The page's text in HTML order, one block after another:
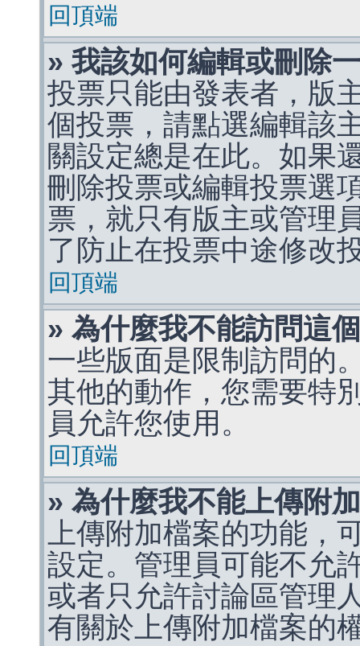
回頂端
» 我該如何編輯或刪除
投票只能由發表者，版
個投票，請點選編輯該
關設定總是在此。如果
刪除投票或編輯投票選
票，就只有版主或管理
了防止在投票中途修改
回頂端
» 為什麼我不能訪問這
一些版面是限制訪問的
其他的動作，您需要特
員允許您使用。
回頂端
» 為什麼我不能上傳附
上傳附加檔案的功能，
設定。管理員可能不允
或者只允許討論區管理
有關於上傳附加檔案的